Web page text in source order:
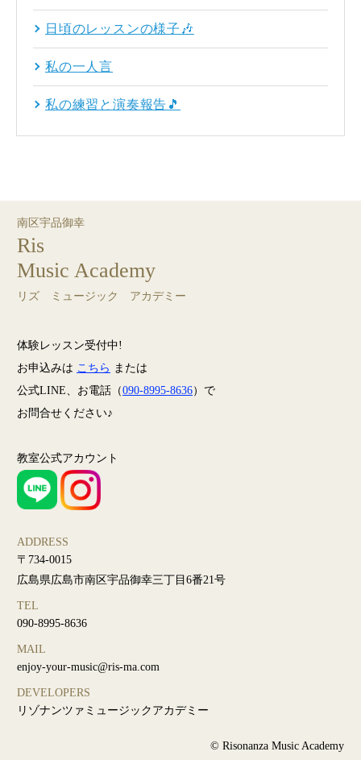
日頃のレッスンの様子🎶
私の一人言
私の練習と演奏報告🎵
南区宇品御幸
Ris
Music Academy
リズ ミュージック アカデミー
体験レッスン受付中!
お申込みは こちら または
公式LINE、お電話（090-8995-8636）で
お問合せください♪
教室公式アカウント
ADDRESS
〒734-0015
広島県広島市南区宇品御幸三丁目6番21号
TEL
090-8995-8636
MAIL
enjoy-your-music@ris-ma.com
DEVELOPERS
リゾナンツァミュージックアカデミー
© Risonanza Music Academy